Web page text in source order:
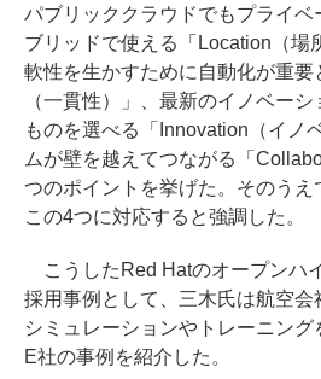
パブリッククラウドでもプライベ
ブリッドで使える「Location（場
軟性を生かすために自動化が重
（一貫性）」、最新のイノベー
ものを選べる「Innovation（イノ
ムが壁を越えてつながる「
つのポイントを挙げた。そのうえ
この4つに対応すると強調した。
こうしたRed Hatのオープンハ
採用事例として、三木氏は航空会
シミュレーションやトレーニン
E社の事例を紹介した。